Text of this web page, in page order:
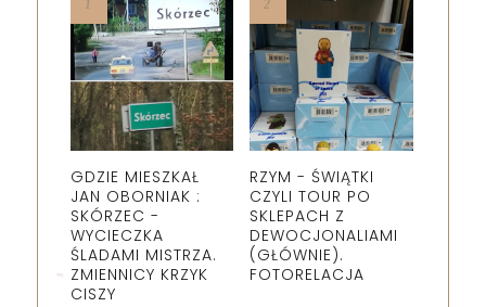
GDZIE MIESZKAŁ
JAN OBORNIAK :
SKÓRZEC -
WYCIECZKA
ŚLADAMI MISTRZA.
ZMIENNICY KRZYK
CISZY
RZYM - ŚWIĄTKI
CZYLI TOUR PO
SKLEPACH Z
DEWOCJONALIAMI
(GŁÓWNIE).
FOTORELACJA